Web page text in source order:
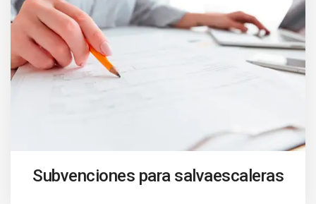
Subvenciones para salvaescaleras